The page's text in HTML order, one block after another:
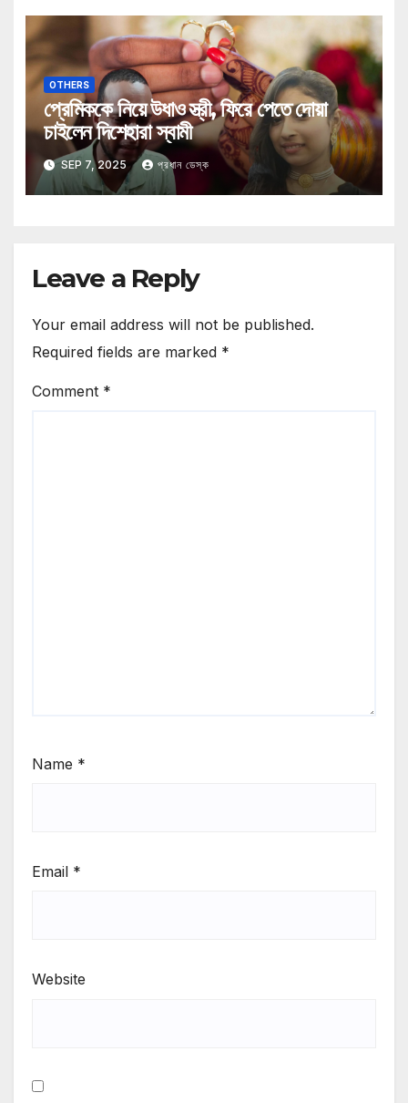
OTHERS
প্রেমিককে নিয়ে উধাও স্ত্রী, ফিরে পেতে দোয়া
চাইলেন দিশেহারা স্বামী
SEP 7, 2025 প্রধান ডেস্ক
Leave a Reply
Your email address will not be published.
Required fields are marked *
Comment *
Name *
Email *
Website